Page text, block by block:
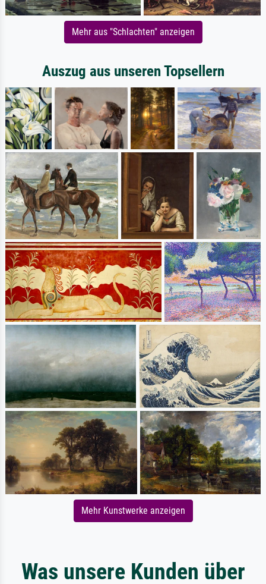
Mehr aus "Schlachten" anzeigen
Auszug aus unseren Topsellern
Mehr Kunstwerke anzeigen
Was unsere Kunden über